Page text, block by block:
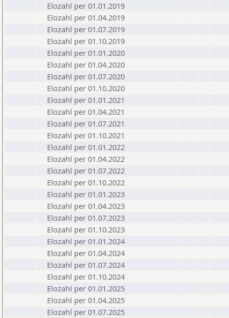
Elozahl per 01.01.2019
Elozahl per 01.04.2019
Elozahl per 01.07.2019
Elozahl per 01.10.2019
Elozahl per 01.01.2020
Elozahl per 01.04.2020
Elozahl per 01.07.2020
Elozahl per 01.10.2020
Elozahl per 01.01.2021
Elozahl per 01.04.2021
Elozahl per 01.07.2021
Elozahl per 01.10.2021
Elozahl per 01.01.2022
Elozahl per 01.04.2022
Elozahl per 01.07.2022
Elozahl per 01.10.2022
Elozahl per 01.01.2023
Elozahl per 01.04.2023
Elozahl per 01.07.2023
Elozahl per 01.10.2023
Elozahl per 01.01.2024
Elozahl per 01.04.2024
Elozahl per 01.07.2024
Elozahl per 01.10.2024
Elozahl per 01.01.2025
Elozahl per 01.04.2025
Elozahl per 01.07.2025